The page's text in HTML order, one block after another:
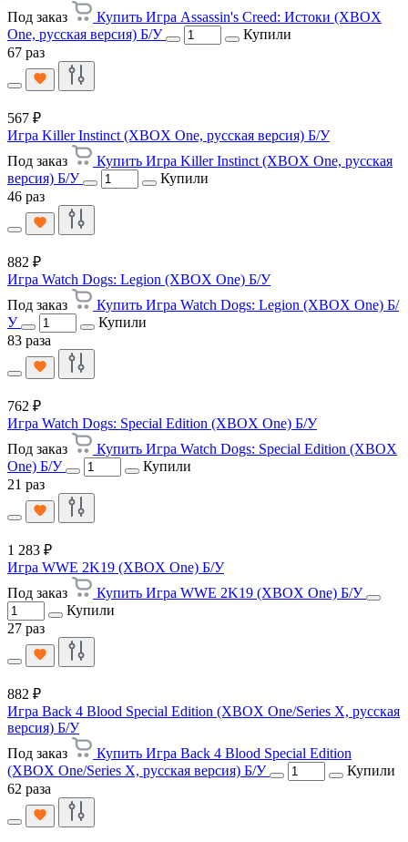
Под заказ
Купить Игра Assassin's Creed: Истоки (XBOX
One, русская версия) Б/У
Купили
67 раз
567 ₽
Игра Killer Instinct (XBOX One, русская версия) Б/У
Под заказ
Купить Игра Killer Instinct (XBOX One, русская
версия) Б/У
Купили
46 раз
882 ₽
Игра Watch Dogs: Legion (XBOX One) Б/У
Под заказ
Купить Игра Watch Dogs: Legion (XBOX One) Б/
У
Купили
83 раза
762 ₽
Игра Watch Dogs: Special Edition (XBOX One) Б/У
Под заказ
Купить Игра Watch Dogs: Special Edition (XBOX
One) Б/У
Купили
21 раз
1 283 ₽
Игра WWE 2K19 (XBOX One) Б/У
Под заказ
Купить Игра WWE 2K19 (XBOX One) Б/У
Купили
27 раз
882 ₽
Игра Back 4 Blood Special Edition (XBOX One/Series X, русская
версия) Б/У
Под заказ
Купить Игра Back 4 Blood Special Edition
(XBOX One/Series X, русская версия) Б/У
Купили
62 раза